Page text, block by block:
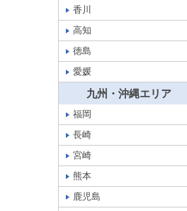
香川
高知
徳島
愛媛
九州・沖縄エリア
福岡
長崎
宮崎
熊本
鹿児島